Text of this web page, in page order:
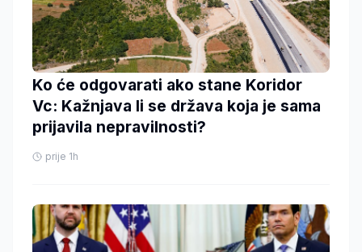
Ko će odgovarati ako stane Koridor
Vc: Kažnjava li se država koja je sama
prijavila nepravilnosti?
prije 1h